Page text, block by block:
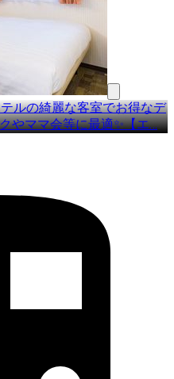
ルの綺麗な客室でお得なデ
やママ会等に最適✨【エ…